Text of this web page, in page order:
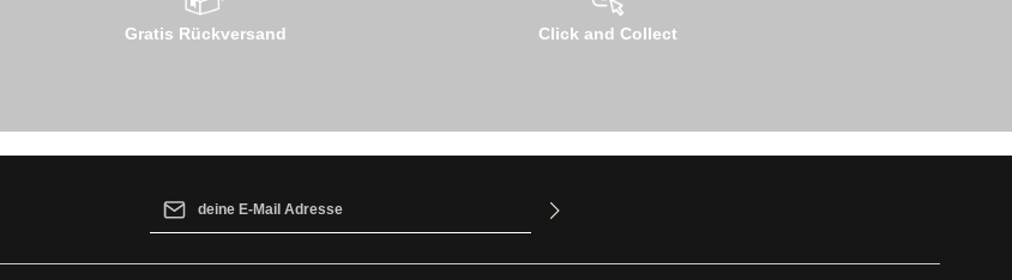
Gratis Rückversand Click and Collect
E-Mail-Adresse*